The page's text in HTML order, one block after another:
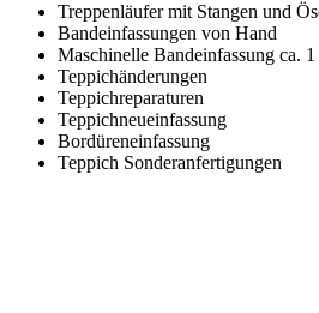
Treppenläufer mit Stangen und
Bandeinfassungen von Hand
Maschinelle Bandeinfassung ca.
Teppichänderungen
Teppichreparaturen
Teppichneueinfassung
Bordüreneinfassung
Teppich Sonderanfertigungen